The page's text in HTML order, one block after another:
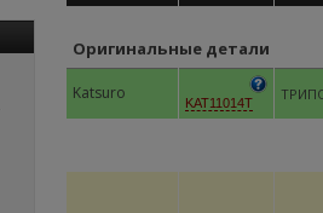
Оригинальные детали
Katsuro KAT11014T